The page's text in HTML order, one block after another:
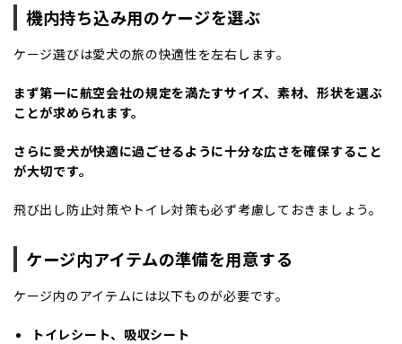
機内持ち込み用のケージを選ぶ
ケージ選びは愛犬の旅の快適性を左右します。
まず第一に航空会社の規定を満たすサイズ、素材、形状を選ぶ
ことが求められます。
さらに愛犬が快適に過ごせるように十分な広さを確保すること
が大切です。
飛び出し防止対策やトイレ対策も必ず考慮しておきましょう。
ケージ内アイテムの準備を用意する
ケージ内のアイテムには以下ものが必要です。
トイレシート、吸収シート